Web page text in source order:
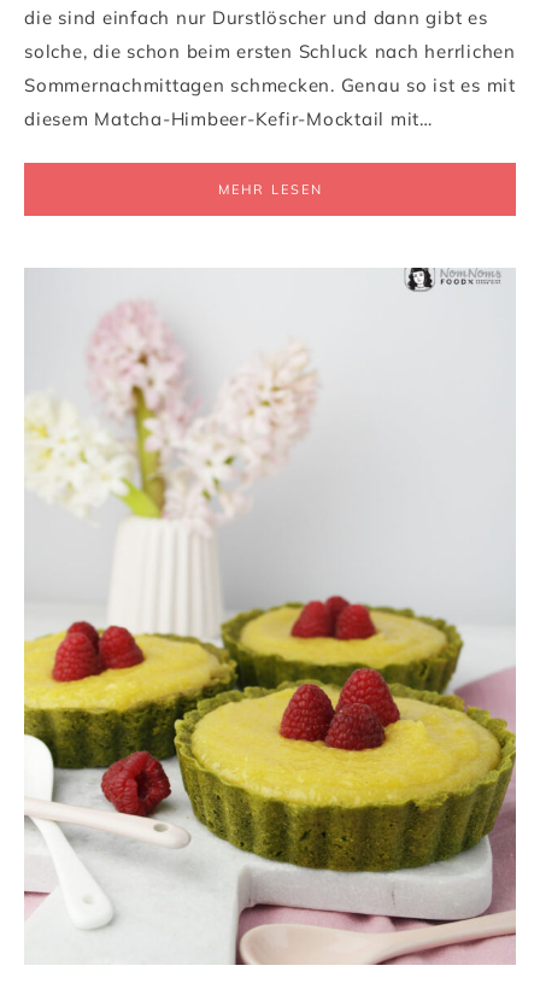
die sind einfach nur Durstlöscher und dann gibt es
solche, die schon beim ersten Schluck nach herrlichen
Sommernachmittagen schmecken. Genau so ist es mit
diesem Matcha-Himbeer-Kefir-Mocktail mit…
MEHR LESEN